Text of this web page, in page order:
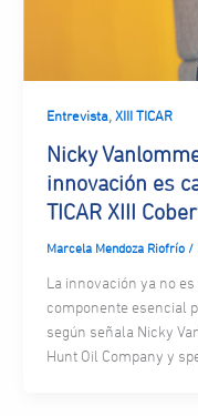
Entrevista, XIII TICAR
Nicky
innovación es
TICAR XIII
Marcela Mendoza Riofrío /
La innovación ya no
componente esencial
según señala Nicky
Hunt Oil Company y